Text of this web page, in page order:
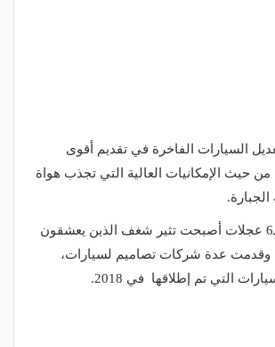
السيارات الفاخرة في تقديم أقوى
من حيث الإمكانيات العالية التي تجذب هواة
والسيارات ذات الـ6 عجلات أصبحت تثير شغف الذين يعشقون
وقدمت عدة شركات تصاميم لسيارات،
التي تم إطلاقها في 2018.